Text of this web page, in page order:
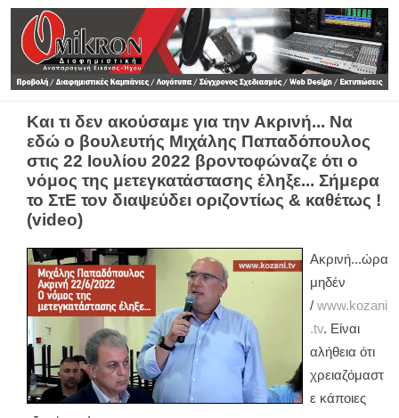
Και τι δεν ακούσαμε για την Ακρινή... Να
εδώ ο βουλευτής Μιχάλης Παπαδόπουλος
στις 22 Ιουλίου 2022 βροντοφώναζε ότι ο
νόμος της μετεγκατάστασης έληξε... Σήμερα
το ΣτΕ τον διαψεύδει οριζοντίως & καθέτως !
(video)
Ακρινή...ώρα
μηδέν
/ www.kozani
.tv. Είναι
αλήθεια ότι
χρειαζόμαστ
ε κάποιες